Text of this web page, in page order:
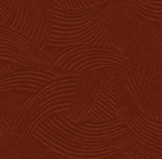
Résidence
Situation
Le projet
Investisseurs
Biens en vente
Documents
Nous contacter